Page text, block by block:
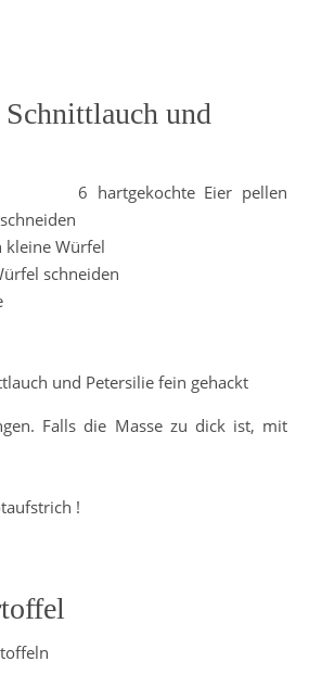
und
6 hartgekochte Eier pellen
kleine Würfel
schneiden
und Petersilie fein gehackt
Falls die Masse zu dick ist, mit
!